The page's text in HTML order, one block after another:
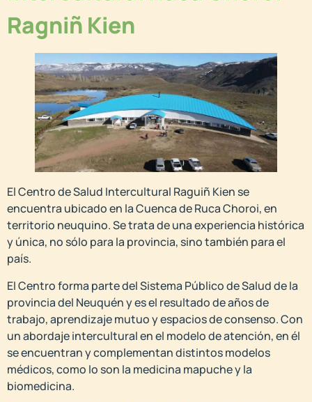
Ragniñ Kien
El Centro de Salud Intercultural Raguiñ Kien se
encuentra ubicado en la Cuenca de Ruca Choroi, en
territorio neuquino. Se trata de una experiencia histórica
y única, no sólo para la provincia, sino también para el
país.
El Centro forma parte del Sistema Público de Salud de la
provincia del Neuquén y es el resultado de años de
trabajo, aprendizaje mutuo y espacios de consenso. Con
un abordaje intercultural en el modelo de atención, en él
se encuentran y complementan distintos modelos
médicos, como lo son la medicina mapuche y la
biomedicina.